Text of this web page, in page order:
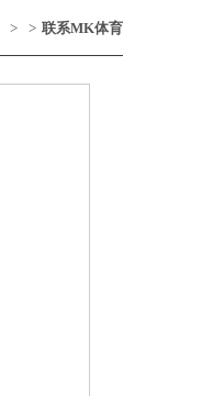
> > 联系MK体育